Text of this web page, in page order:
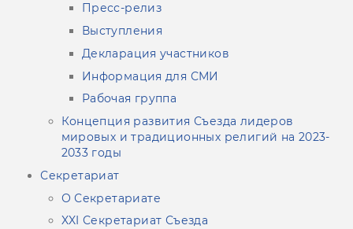
Пресс-релиз
Выступления
Декларация участников
Информация для СМИ
Рабочая группа
Концепция развития Съезда лидеров
мировых и традиционных религий на 2023-
2033 годы
Секретариат
О Секретариате
XXI Секретариат Съезда